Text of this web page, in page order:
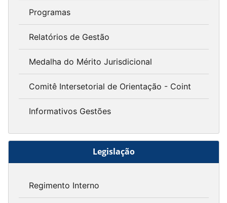
Programas
Relatórios de Gestão
Medalha do Mérito Jurisdicional
Comitê Intersetorial de Orientação - Coint
Informativos Gestões
Legislação
Regimento Interno